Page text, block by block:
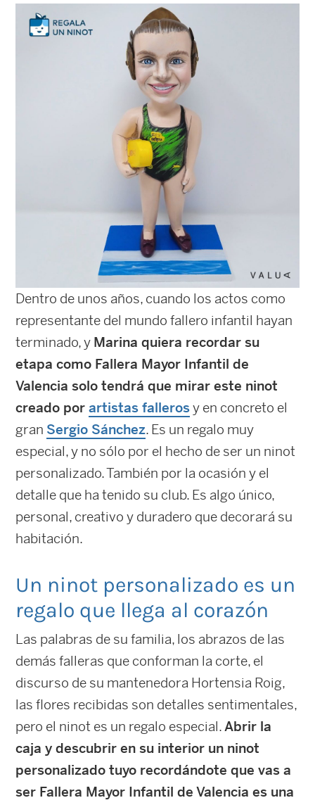
Dentro de unos años, cuando los actos como
representante del mundo fallero infantil hayan
terminado, y Marina quiera recordar su
etapa como Fallera Mayor Infantil de
Valencia solo tendrá que mirar este ninot
creado por artistas fallerosy en concreto el
gran Sergio Sánchez. Es un regalo muy
especial, y no sólo por el hecho de ser un ninot
personalizado. También por la ocasión y el
detalle que ha tenido su club. Es algo único,
personal, creativo y duradero que decorará su
habitación.
Un ninot personalizado es un
regalo que llega al corazón
Las palabras de su familia, los abrazos de las
demás falleras que conforman la corte, el
discurso de su mantenedora Hortensia Roig,
las flores recibidas son detalles sentimentales,
pero el ninot es un regalo especial.Abrir la
caja y descubrir en su interior un ninot
personalizado tuyo recordándote que vas a
ser Fallera Mayor Infantil de Valencia es una